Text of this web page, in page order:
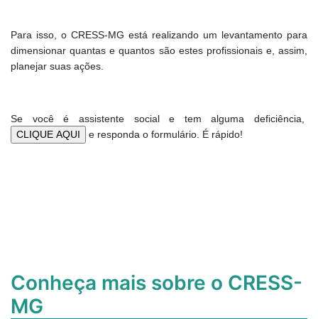
Para isso, o CRESS-MG está realizando um levantamento para
dimensionar quantas e quantos são estes profissionais e, assim,
planejar suas ações.
Se você é assistente social e tem alguma deficiência,
e responda o formulário. É rápido!
Conheça mais sobre o CRESS-
MG